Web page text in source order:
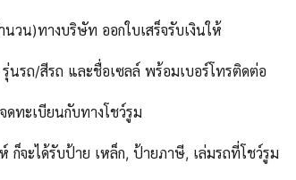
นวน)ทางบริษัท ออกใบเสร็จรับเงินให้
นรถ/สีรถ และชื่อเซลล์ พร้อมเบอร์โทรติดต่อ
ดทะเบียนกับทางโชว์รูม
จะได้รับป้าย เหล็ก, ป้ายภาษี, เล่มรถที่โชว์รูม